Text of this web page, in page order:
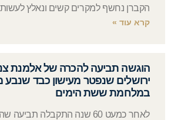
הקברן נחשף למקרים קשים ונאלץ לעשות
קרא עוד »
הוגשה תביעה להכרה של אלמנת
ירושלים שנפטר מעישון כבד שנבע
במלחמת ששת הימים
לאחר כמעט 60 שנה התקבלה